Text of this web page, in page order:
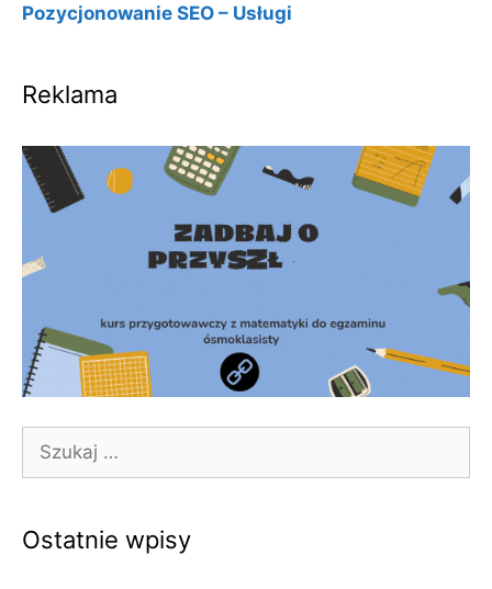
Pozycjonowanie SEO – Usługi
Reklama
Szukaj:
Ostatnie wpisy